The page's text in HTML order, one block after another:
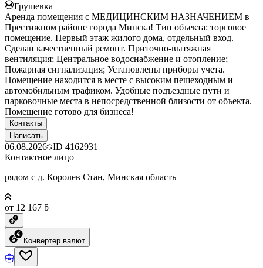
Грушевка
Аренда помещения с МЕДИЦИНСКИМ НАЗНАЧЕНИЕМ в
Престижном районе города Минска! Тип объекта: торговое
помещение. Первый этаж жилого дома, отдельный вход.
Сделан качественный ремонт. Приточно-вытяжная
вентиляция; Центральное водоснабжение и отопление;
Пожарная сигнализация; Установлены приборы учета.
Помещение находится в месте с высоким пешеходным и
автомобильным трафиком. Удобные подъездные пути и
парковочные места в непосредственной близости от объекта.
Помещение готово для бизнеса!
Контакты
Написать
06.08.2026 ID 4162931
Контактное лицо
рядом с д. Королев Стан, Минская область
от 12 167 ƃ
Конвертер валют